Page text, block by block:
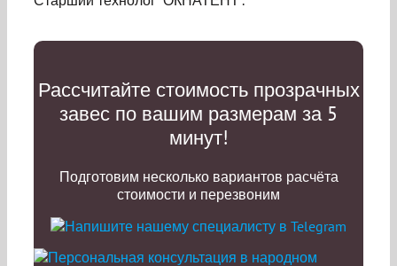
Рассчитайте стоимость прозрачных
завес по вашим размерам за 5
минут!
Подготовим несколько вариантов расчёта
стоимости и перезвоним